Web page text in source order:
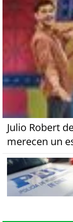
Julio Robert
merecen un